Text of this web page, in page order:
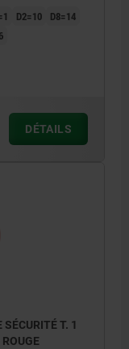
D2=10
D8=14
DÉTAILS
T. 1